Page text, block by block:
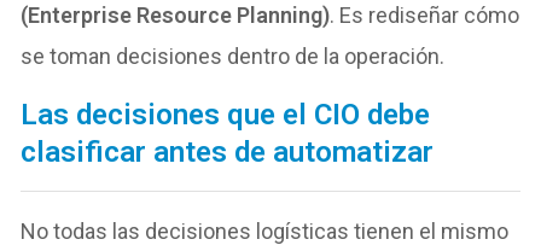
(Enterprise Resource Planning). Es rediseñar cómo
se toman decisiones dentro de la operación.
Las decisiones que el CIO debe
clasificar antes de automatizar
No todas las decisiones logísticas tienen el mismo